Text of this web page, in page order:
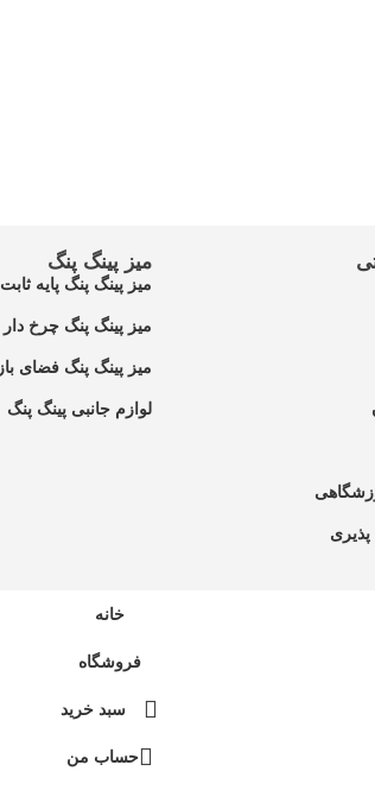
میز پینگ پنگ
میز پینگ پنگ پایه ثابت
میز پینگ پنگ چرخ دار
میز پینگ پنگ فضای باز
لوازم جانبی پینگ پنگ
خانه
فروشگاه
سبد خرید
حساب من